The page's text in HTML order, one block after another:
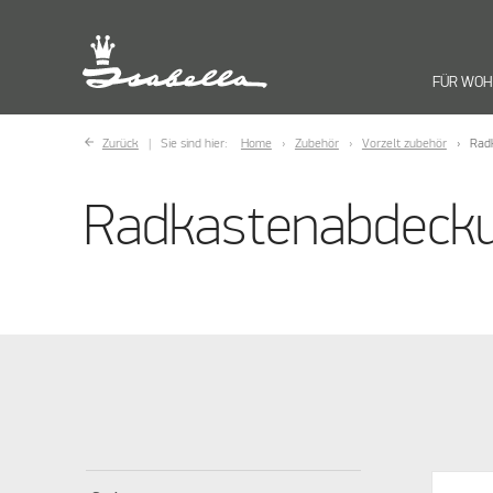
FÜR
Zurück Sie sind hier: Home Zubehör Vorzelt zubehör